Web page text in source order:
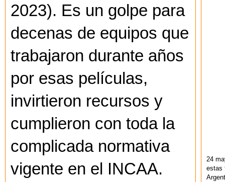
2023). Es un golpe para
decenas de equipos que
trabajaron durante años
por esas películas,
invirtieron recursos y
cumplieron con toda la
complicada normativa
vigente en el INCAA.
24
estas